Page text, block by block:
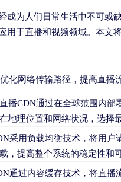
成为人们日常生活中不可
用于直播和视频领域。本文
化网络传输路径，提高直播
播CDN通过在全球范围内部
地理位置和网络状况，选择
采用负载均衡技术，将用
，提高整个系统的稳定性和
通过内容缓存技术，将直